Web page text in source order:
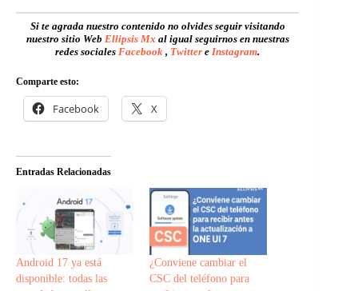
Si te agrada nuestro contenido no olvides seguir visitando
nuestro sitio Web Ellipsis Mx al igual seguirnos en nuestras
redes sociales Facebook , Twitter e Instagram.
Comparte esto:
Facebook X
Entradas Relacionadas
Android 17 ya está
disponible: todas las
¿Conviene cambiar el
CSC del teléfono para